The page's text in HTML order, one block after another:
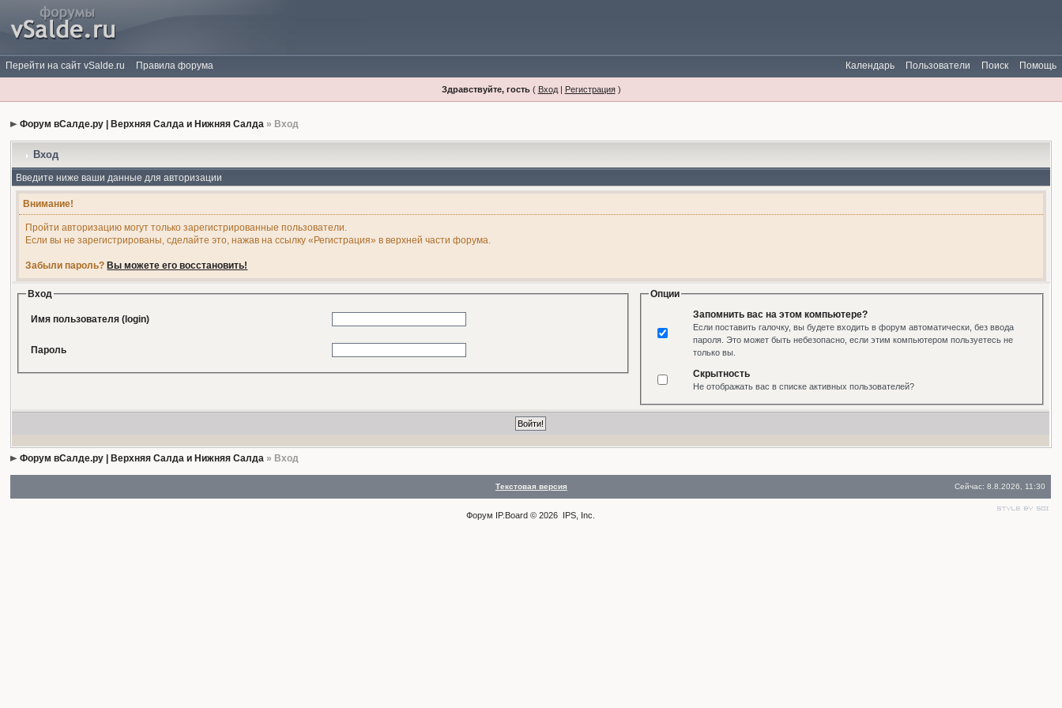
Перейти на сайт vSalde.ru Правила форума Помощь
Поиск
Пользователи
Календарь
Здравствуйте, гость( Вход| Регистрация)
Форум вСалде.ру | Верхняя Салда и Нижняя Салда » Вход
Вход
Введите ниже ваши данные для авторизации
Внимание!
Пройти авторизацию могут только зарегистрированные пользователи.
Если вы не зарегистрированы, сделайте это, нажав на ссылку «Регистрация» в верхней части форума.
Забыли пароль? Вы можете его восстановить!
Вход
Имя пользователя (login)
Пароль
Опции
Запомнить вас на этом компьютере?
Если поставить галочку, вы будете входить в форум автоматически, без ввода
пароля. Это может быть небезопасно, если этим компьютером пользуетесь не
только вы.
Скрытность
Не отображать вас в списке активных пользователей?
Форум вСалде.ру | Верхняя Салда и Нижняя Салда » Вход
Текстовая версия Сейчас: 8.8.2026, 11:30
Форум IP.Board © 2026 IPS, Inc